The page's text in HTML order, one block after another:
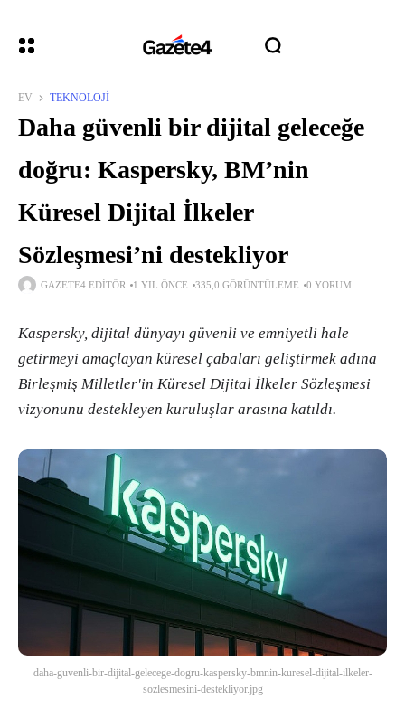
EV TEKNOLOJI
Daha güvenli bir dijital geleceğe
doğru: Kaspersky, BM’nin
Küresel Dijital İlkeler
Sözleşmesi’ni destekliyor
GAZETE4 EDITÖR 1 YIL ÖNCE 335,0 GÖRÜNTÜLEME 0 YORUM
Kaspersky, dijital dünyayı güvenli ve emniyetli hale
getirmeyi amaçlayan küresel çabaları geliştirmek adına
Birleşmiş Milletler'in Küresel Dijital İlkeler Sözleşmesi
vizyonunu destekleyen kuruluşlar arasına katıldı.
daha-guvenli-bir-dijital-gelecege-dogru-kaspersky-bmnin-kuresel-dijital-ilkeler-
sozlesmesini-destekliyor.jpg